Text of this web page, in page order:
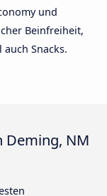
und
Beinfreiheit,
Snacks.
Deming, NM